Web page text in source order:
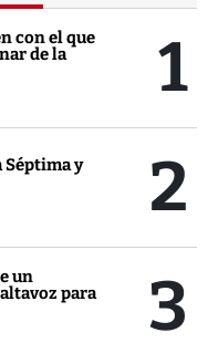
con el que
de la
1
Séptima y
2
un
para
3